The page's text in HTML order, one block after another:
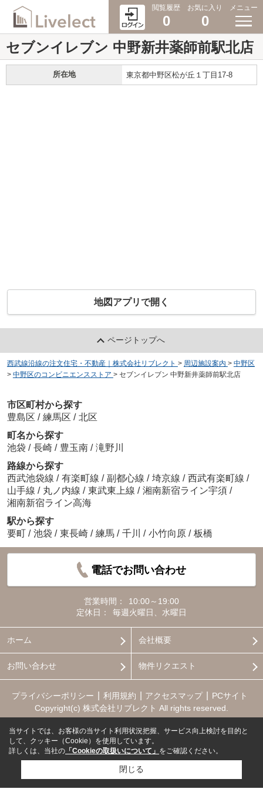
閲覧履歴
0
お気に入り
0
メニュー
セブンイレブン 中野新井薬師前駅北店
所在地 東京都中野区松が丘１丁目17-8
地図アプリで開く
ページトップへ
西武線沿線の注文住宅・不動産｜株式会社リブレクト > 周辺施設案内 > 中野区
> 中野区のコンビニエンスストア > セブンイレブン 中野新井薬師前駅北店
市区町村から探す
豊島区 / 練馬区 / 北区
町名から探す
池袋 / 長崎 / 豊玉南 / 滝野川
路線から探す
西武池袋線 / 有楽町線 / 副都心線 / 埼京線 / 西武有楽町線 /
山手線 / 丸ノ内線 / 東武東上線 / 湘南新宿ライン宇須 /
湘南新宿ライン高海
駅から探す
要町 / 池袋 / 東長崎 / 練馬 / 千川 / 小竹向原 / 板橋
電話でお問い合わせ
営業時間：
10:00～19:00
定休日：
毎週火曜日、水曜日
ホーム 会社概要
お問い合わせ 物件リクエスト
プライバシーポリシー 利用規約 アクセスマップ
PCサイト
Copyright(c) 株式会社リブレクト All rights reserved.
当サイトでは、お客様の当サイト利用状況把握、サービス向上検討を目的と
して、クッキー（Cookie）を使用しています。
詳しくは、当社の 「Cookieの取扱いについて」 をご確認ください。
閉じる